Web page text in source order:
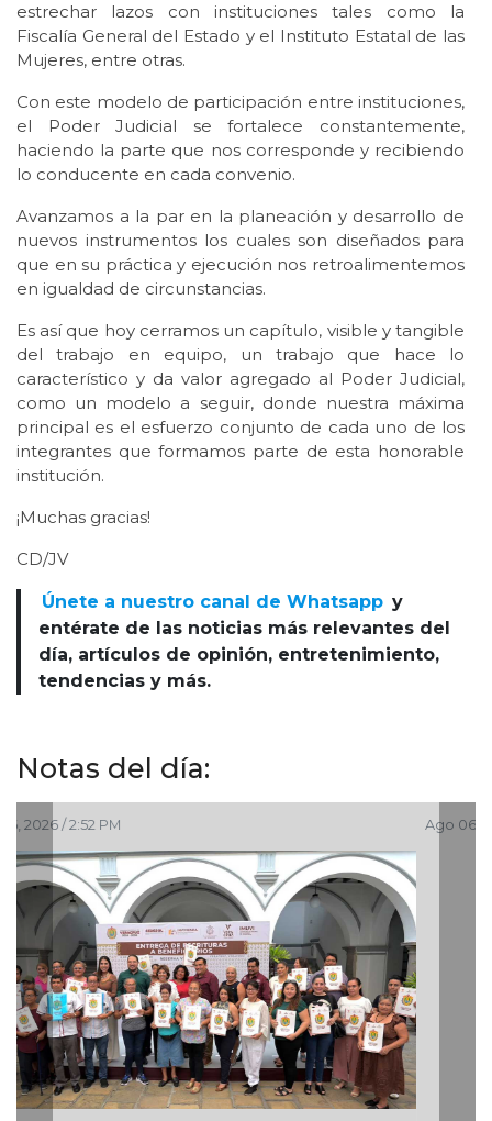
estrechar lazos con instituciones tales como la
Fiscalía General del Estado y el Instituto Estatal de las
Mujeres, entre otras.
Con este modelo de participación entre instituciones,
el Poder Judicial se fortalece constantemente,
haciendo la parte que nos corresponde y recibiendo
lo conducente en cada convenio.
Avanzamos a la par en la planeación y desarrollo de
nuevos instrumentos los cuales son diseñados para
que en su práctica y ejecución nos retroalimentemos
en igualdad de circunstancias.
Es así que hoy cerramos un capítulo, visible y tangible
del trabajo en equipo, un trabajo que hace lo
característico y da valor agregado al Poder Judicial,
como un modelo a seguir, donde nuestra máxima
principal es el esfuerzo conjunto de cada uno de los
integrantes que formamos parte de esta honorable
institución.
¡Muchas gracias!
CD/JV
Únete a nuestro canal de Whatsapp y
entérate de las noticias más relevantes del
día, artículos de opinión, entretenimiento,
tendencias y más.
Notas del día:
Ago 06, 2026 / 2:00 PM